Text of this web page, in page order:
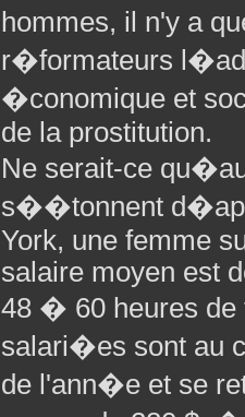
hommes, il n'y a
r�formateurs
�conomique et
de la prostitution.
Ne serait-ce
s��tonnent
York, une femme
salaire moyen est
48 � 60 heures
salari�es sont au
de l'ann�e et se